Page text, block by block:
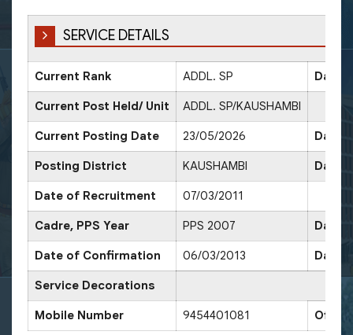
SERVICE DETAILS
Current Rank ADDL. SP Date
Current Post Held/ Unit ADDL. SP/KAUSHAMBI
Current Posting Date 23/05/2026 Date
Posting District KAUSHAMBI Date
Date of Recruitment 07/03/2011
Cadre, PPS Year PPS 2007 Date
Date of Confirmation 06/03/2013 Date
Service Decorations
Mobile Number 9454401081 Office